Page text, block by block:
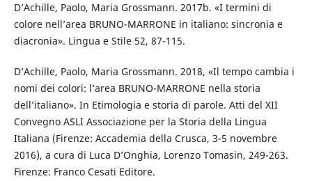
D’Achille, Paolo, Maria Grossmann. 2017b. «I termini di
colore nell’area BRUNO-MARRONE in italiano: sincronia e
diacronia». Lingua e Stile 52, 87-115.
D’Achille, Paolo, Maria Grossmann. 2018, «Il tempo cambia i
nomi dei colori: l’area BRUNO-MARRONE nella storia
dell’italiano». In Etimologia e storia di parole. Atti del XII
Convegno ASLI Associazione per la Storia della Lingua
Italiana (Firenze: Accademia della Crusca, 3-5 novembre
2016), a cura di Luca D’Onghia, Lorenzo Tomasin, 249-263.
Firenze: Franco Cesati Editore.